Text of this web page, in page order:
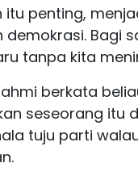
itu penting,
demokrasi. Bagi
tanpa kita
berkata
seseorang itu
tuju parti